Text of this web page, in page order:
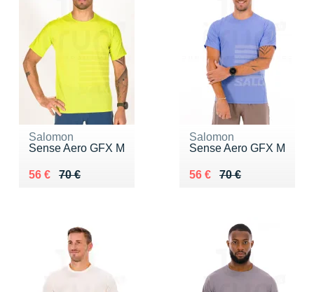
Salomon
Sense Aero GFX M
70 €
Au lieu de 70 €
56 €
Vendu 56 €
Salomon
Sense Aero GFX M
70 €
Au lieu de 70 €
56 €
Vendu 56 €